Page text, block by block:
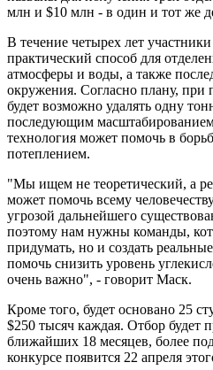
млн и $10 млн - в один и тот же
В течение четырех лет
практический способ для
атмосферы и воды, а также
окружения. Согласно плану, при
будет возможно удалять одну
последующим
технология может помочь в
потеплением.
"Мы ищем не теоретический, а
может помочь всему
угрозой дальнейшего
поэтому нам нужны команды,
придумать, но и создать
помочь снизить уровень
очень важно", - говорит Маск.
Кроме того, будет основано 25
$250 тысяч каждая. Отбор будет
ближайших 18 месяцев, более
конкурсе появится 22 апреля